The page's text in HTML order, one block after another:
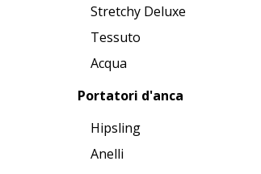
Stretchy Deluxe
Tessuto
Acqua
Portatori d'anca
Hipsling
Anelli